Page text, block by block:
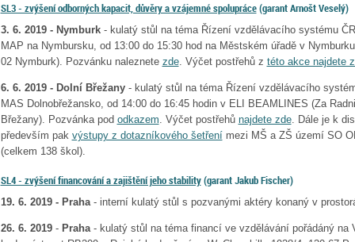
SL3 - zvýšení odborných kapacit, důvěry a vzájemné spolupráce(garant Arnošt Veselý)
3. 6. 2019 - Nymburk- kulatý stůl na téma Řízení vzdělávacího systému
MAP na Nymbursku, od 13:00 do 15:30 hod na Městském úřadě v
02 Nymburk). Pozvánku naleznete zde. Výčet postřehů z této akce najdete
6. 6. 2019 - Dolní Břežany- kulatý stůl na téma Řízení vzdělávacího
MAS Dolnobřežansko, od 14:00 do 16:45 hodin v ELI BEAMLINES (Za
Břežany). Pozvánka pod odkazem . Výčet postřehů najdete zde. Dále je k
především pak výstupy z dotazníkového šetřenímezi MŠ a ZŠ území SO
(celkem 138 škol).
SL4 - zvýšení financování a zajištění jeho stability(garant Jakub Fischer)
19. 6. 2019 - Praha- interní kulatý stůl s pozvanými aktéry konaný v
26. 6. 2019- Praha- kulatý stůl na téma financí ve vzdělávání pořádáný na